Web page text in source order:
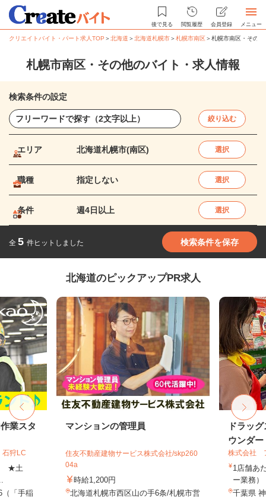
後で見る 閲覧履歴 会員登録 メニュー
クリエイトバイト・パート求人TOP ＞北海道 ＞北海道札幌市＞札幌市南区＞札幌市南区・その
札幌市南区・その他のバイト・求人情報
検索条件の設定
絞り込む
エリア 北海道札幌市(南区) 選択
職種 指定しない 選択
条件 週4日以上 選択
全 5 件ヒットしました 検索条件を保存
北海道のピックアップPR求人
業スタ
狩LC
★土
（「手稲
マンションの管理員
住友不動産建物サービス株式会社/skp260
04a
時給1,200円
北海道札幌市西区山の手6条/札幌市営
ドラッ
ウンダ
株式会社
1店舗あ
ー業務
千葉県